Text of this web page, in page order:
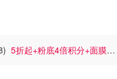
5折起+粉底4倍积分+面膜买